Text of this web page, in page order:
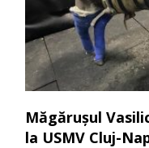
Măgărușul
la USMV Cluj-